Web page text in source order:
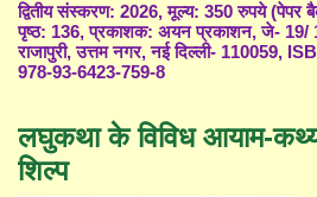
द्वितीय संस्करण: 2026, मूल्य: 350 रुपये (पेपर
पृष्ठ: 136, प्रकाशक: अयन प्रकाशन, जे- 19/
राजापुरी, उत्तम नगर, नई दिल्ली- 110059,
978-93-6423-759-8
लघुकथा के विविध आयाम-
शिल्प